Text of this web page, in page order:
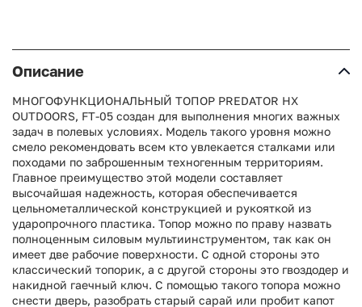
Описание
МНОГОФУНКЦИОНАЛЬНЫЙ ТОПОР PREDATOR HX
OUTDOORS, FT-05 создан для выполнения многих важных
задач в полевых условиях. Модель такого уровня можно
смело рекомендовать всем кто увлекается сталками или
походами по заброшенным техногенным территориям.
Главное преимущество этой модели составляет
высочайшая надежность, которая обеспечивается
цельнометаллической конструкцией и рукояткой из
ударопрочного пластика. Топор можно по праву назвать
полноценным силовым мультиинструментом, так как он
имеет две рабочие поверхности. С одной стороны это
классический топорик, а с другой стороны это гвоздодер и
накидной гаечный ключ. С помощью такого топора можно
снести дверь, разобрать старый сарай или пробит капот